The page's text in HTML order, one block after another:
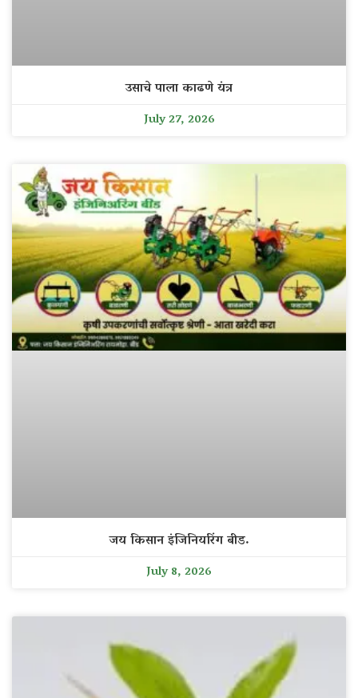
उसाचे पाला काढणे यंत्र
July 27, 2026
जय किसान इंजिनियरिंग बीड.
July 8, 2026